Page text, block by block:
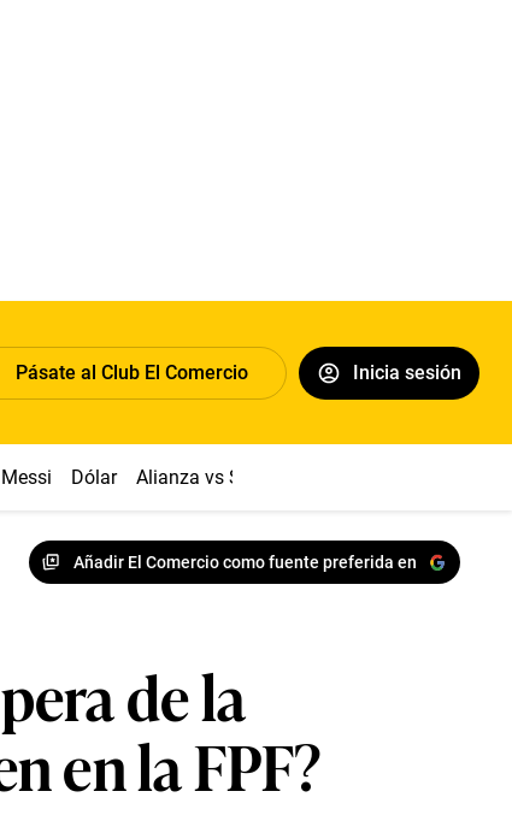
Pásate al Club El Comercio Inicia sesión
Dólar Alianza vs Sport Boys
Añadir El Comercio como fuente preferida en
de la
en la FPF?